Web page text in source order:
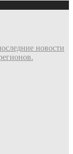
новости